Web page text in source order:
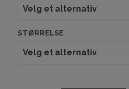
STØRRELSE